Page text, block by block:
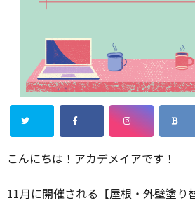
こんにちは！アカデメイアです！
11月に開催される【屋根・外壁塗り